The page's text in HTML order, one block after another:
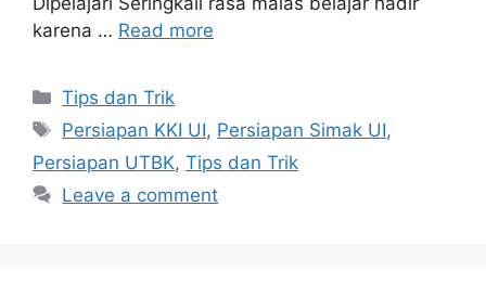
karena … Read more
Tips dan Trik
Persiapan KKI UI, Persiapan Simak UI,
Persiapan UTBK, Tips dan Trik
Leave a comment